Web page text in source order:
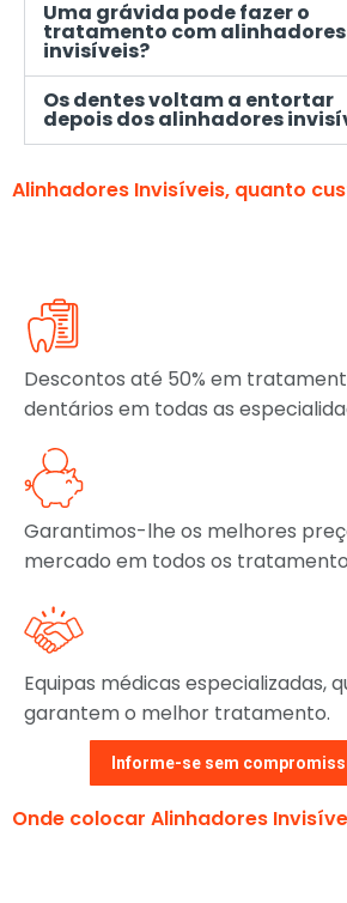
Uma grávida pode fazer o
tratamento com alinhadores
invisíveis?
Os dentes voltam a entortar
depois dos alinhadores
Alinhadores Invisíveis, quanto
Descontos até 50% em
dentários em todas as
Garantimos-lhe os melhores
mercado em todos os
Equipas médicas especializadas,
garantem o melhor tratamento.
Informe-se sem
Onde colocar Alinhadores